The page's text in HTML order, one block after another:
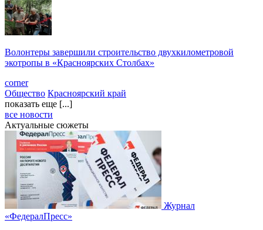
Волонтеры завершили строительство двухкилометровой
экотропы в «Красноярских Столбах»
corner
Общество Красноярский край
показать еще [...]
все новости
Актуальные сюжеты
Журнал
«ФедералПресс»